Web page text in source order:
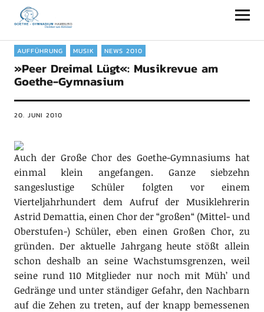
Goethe-Gymnasium Hamburg
AUFFÜHRUNG MUSIK NEWS 2010
»Peer Dreimal Lügt«: Musikrevue am
Goethe-Gymnasium
20. JUNI 2010
Auch der Große Chor des Goethe-Gymnasiums hat
einmal klein angefangen. Ganze siebzehn
sangeslustige Schüler folgten vor einem
Vierteljahrhundert dem Aufruf der Musiklehrerin
Astrid Demattia, einen Chor der “großen“ (Mittel- und
Oberstufen-) Schüler, eben einen Großen Chor, zu
gründen. Der aktuelle Jahrgang heute stößt allein
schon deshalb an seine Wachstumsgrenzen, weil
seine rund 110 Mitglieder nur noch mit Müh’ und
Gedränge und unter ständiger Gefahr, den Nachbarn
auf die Zehen zu treten, auf der knapp bemessenen